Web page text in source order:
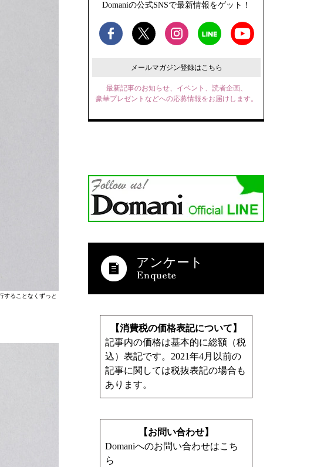
することなくずっと
Domaniの公式SNSで最新情報をゲット！
メールマガジン登録はこちら
最新記事のお知らせ、イベント、読者企画、
豪華プレゼントなどへの応募情報をお届けします。
アンケート
【消費税の価格表記について】
記事内の価格は基本的に総額（税
込）表記です。2021年4月以前の
記事に関しては税抜表記の場合も
あります。
【お問い合わせ】
Domaniへのお問い合わせはこち
ら